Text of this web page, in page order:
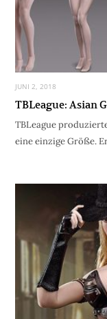
JUNI 2, 2018
TBLeague: Asian
TBLeague
eine einzige Größe.